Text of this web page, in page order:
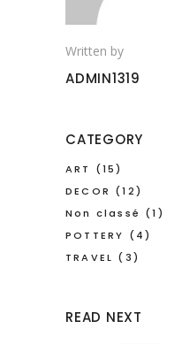
Written by
ADMIN1319
CATEGORY
ART
(15)
DECOR (12)
Non classé (1)
POTTERY (4)
TRAVEL (3)
READ NEXT